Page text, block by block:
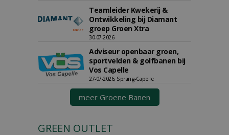
Teamleider Kwekerij &
Ontwikkeling bij Diamant
groep Groen Xtra
30-07-2026
Adviseur openbaar groen,
sportvelden & golfbanen bij
Vos Capelle
27-07-2026, Sprang-Capelle
meer Groene Banen
GREEN OUTLET